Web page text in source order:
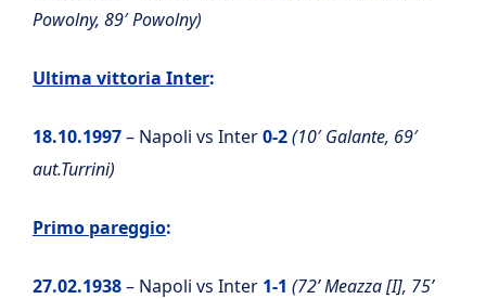
Powolny, 89′ Powolny)
Ultima vittoria Inter:
18.10.1997– Napoli vs Inter0-2(10′ Galante, 69′
aut.Turrini)
Primo pareggio:
27.02.1938– Napoli vs Inter 1-1 (72’ Meazza [I], 75’